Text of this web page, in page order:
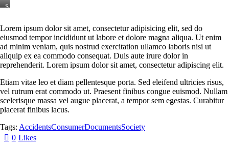
S
t
c
l
i
t
a
a
s
d
g
u
e
r
g
Lorem ipsum dolor sit amet, consectetur adipisicing elit, sed do
eiusmod tempor incididunt ut labore et dolore magna aliqua. Ut enim
ad minim veniam, quis nostrud exercitation ullamco laboris nisi ut
aliquip ex ea commodo consequat. Duis aute irure dolor in
reprehenderit. Lorem ipsum dolor sit amet, consectetur adipiscing elit.
Etiam vitae leo et diam pellentesque porta. Sed eleifend ultricies risus,
vel rutrum erat commodo ut. Praesent finibus congue euismod. Nullam
scelerisque massa vel augue placerat, a tempor sem egestas. Curabitur
placerat finibus lacus.
Tags: AccidentsConsumerDocumentsSociety
0 Likes